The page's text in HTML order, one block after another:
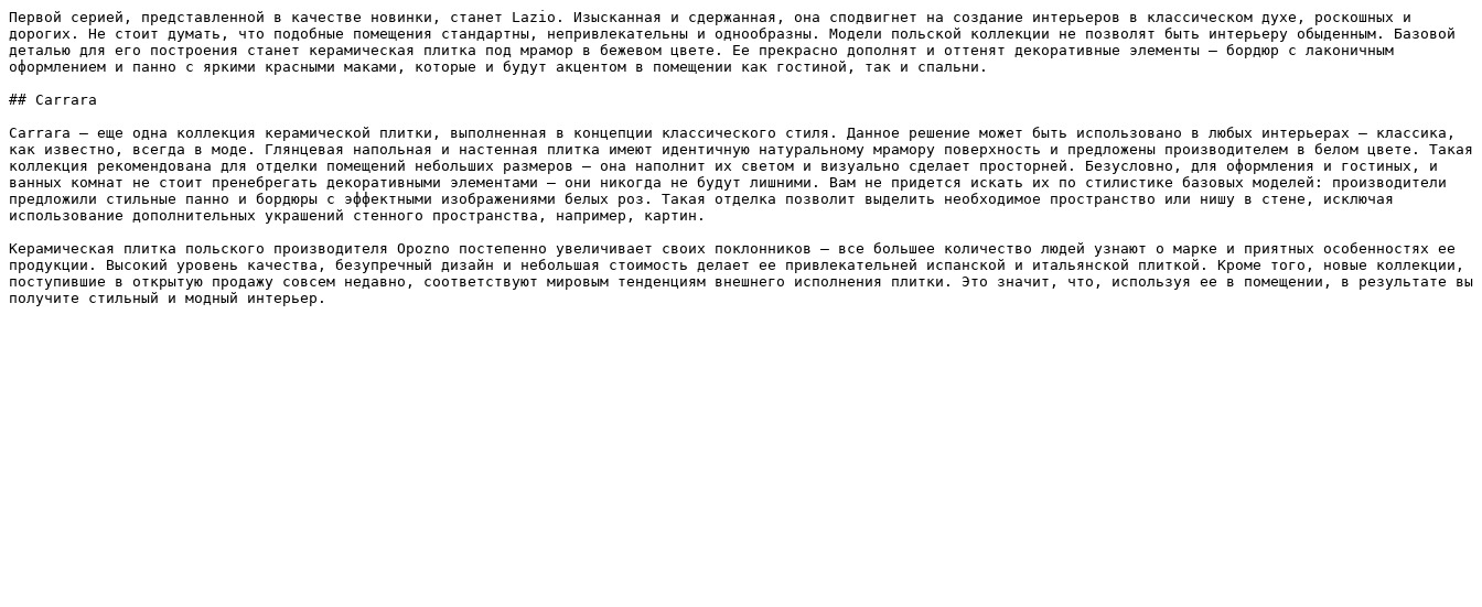
Первой серией, представленной в качестве новинки, станет Lazio. Изысканная и сдержанная, она сподвигнет на создание интерьеров в классическом духе, роскошных и
дорогих. Не стоит думать, что подобные помещения стандартны, непривлекательны и однообразны. Модели польской коллекции не позволят быть интерьеру обыденным. Базовой
деталью для его построения станет керамическая плитка под мрамор в бежевом цвете. Ее прекрасно дополнят и оттенят декоративные элементы – бордюр с лаконичным
оформлением и панно с яркими красными маками, которые и будут акцентом в помещении как гостиной, так и спальни.
## Carrara
Carrara – еще одна коллекция керамической плитки, выполненная в концепции классического стиля. Данное решение может быть использовано в любых интерьерах – классика,
как известно, всегда в моде. Глянцевая напольная и настенная плитка имеют идентичную натуральному мрамору поверхность и предложены производителем в белом цвете. Такая
коллекция рекомендована для отделки помещений небольших размеров – она наполнит их светом и визуально сделает просторней. Безусловно, для оформления и гостиных, и
ванных комнат не стоит пренебрегать декоративными элементами – они никогда не будут лишними. Вам не придется искать их по стилистике базовых моделей: производители
предложили стильные панно и бордюры с эффектными изображениями белых роз. Такая отделка позволит выделить необходимое пространство или нишу в стене, исключая
использование дополнительных украшений стенного пространства, например, картин.
Керамическая плитка польского производителя Opozno постепенно увеличивает своих поклонников – все большее количество людей узнают о марке и приятных особенностях ее
продукции. Высокий уровень качества, безупречный дизайн и небольшая стоимость делает ее привлекательней испанской и итальянской плиткой. Кроме того, новые коллекции,
поступившие в открытую продажу совсем недавно, соответствуют мировым тенденциям внешнего исполнения плитки. Это значит, что, используя ее в помещении, в результате вы
получите стильный и модный интерьер.